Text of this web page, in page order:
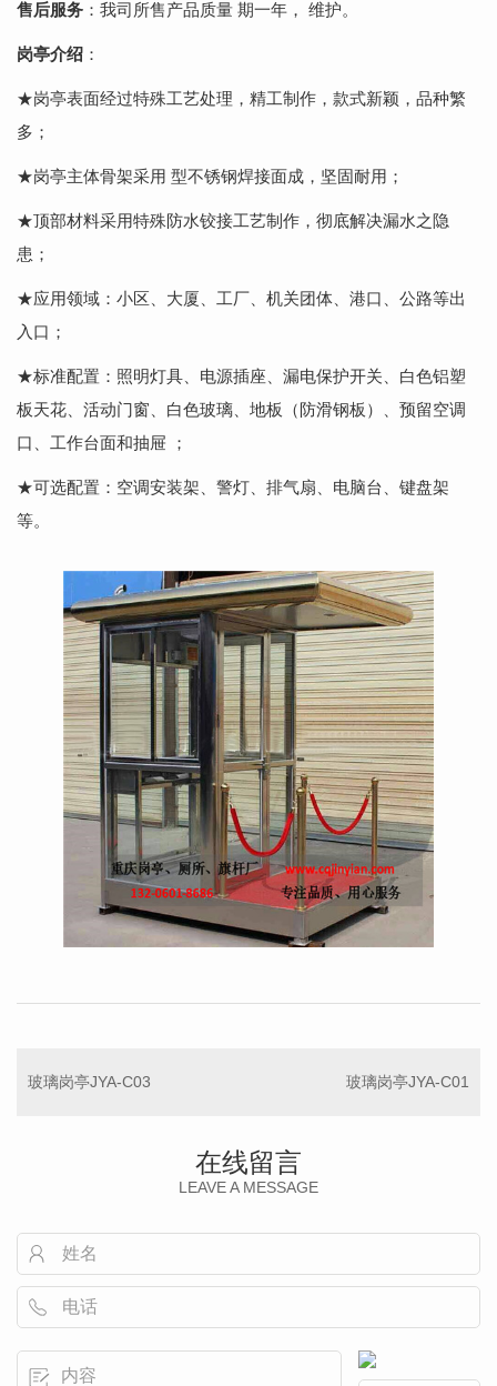
售后服务 ：我司所售产品质量 期一年， 维护。
岗亭介绍 ：
★岗亭表面经过特殊工艺处理，精工制作，款式新颖，品种繁
多；
★岗亭主体骨架采用 型不锈钢焊接面成，坚固耐用；
★顶部材料采用特殊防水铰接工艺制作，彻底解决漏水之隐
患；
★应用领域：小区、大厦、工厂、机关团体、港口、公路等出
入口；
★标准配置：照明灯具、电源插座、漏电保护开关、白色铝塑
板天花、活动门窗、白色玻璃、地板（防滑钢板）、预留空调
口、工作台面和抽屉 ；
★可选配置：空调安装架、警灯、排气扇、电脑台、键盘架
等。
玻璃岗亭JYA-C03 玻璃岗亭JYA-C01
在线留言
LEAVE A MESSAGE